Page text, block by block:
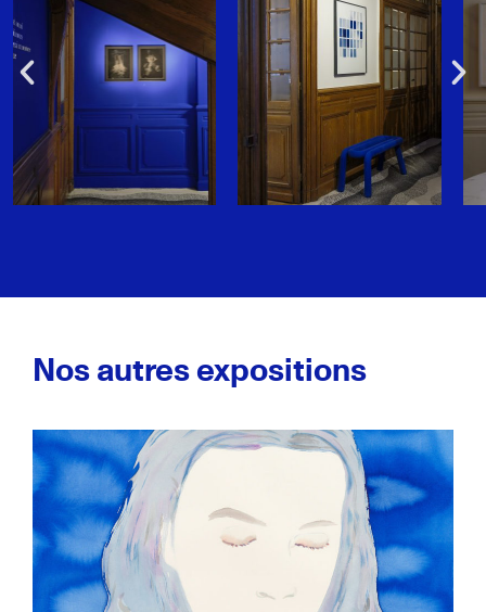
Nos autres expositions